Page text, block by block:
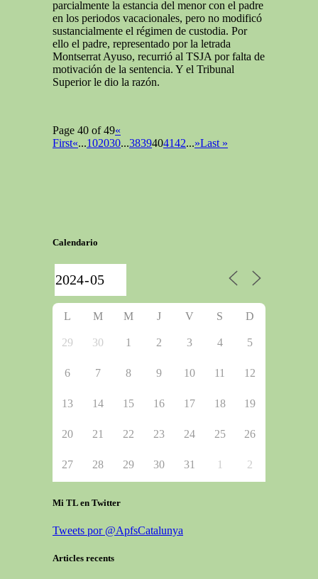
parcialmente la estancia del menor con el padre
en los periodos vacacionales, pero no modificó
sustancialmente el régimen de custodia. Por
ello el padre, representado por la letrada
Montserrat Ayuso, recurrió al TSJA por falta de
motivación de la sentencia. Y el Tribunal
Superior le dio la razón.
Page 40 of 49«
First«...102030...3839404142...»Last »
Calendario
L M M J V S D
29 30 1 2 3 4 5
6 7 8 9 10 11 12
13 14 15 16 17 18 19
20 21 22 23 24 25 26
27 28 29 30 31 1 2
Mi TL en Twitter
Tweets por @ApfsCatalunya
Articles recents